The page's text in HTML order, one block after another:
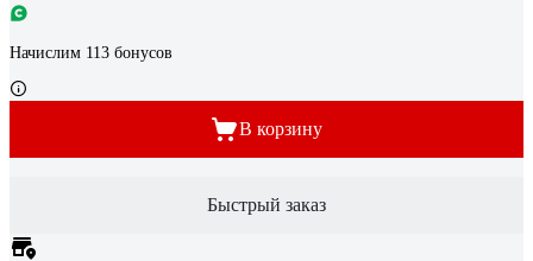
Начислим 113 бонусов
В корзину
Быстрый заказ